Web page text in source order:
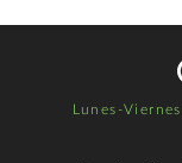
Lunes-Viernes